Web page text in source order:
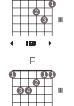
2
3
1
F
1
3 4
2
1 1